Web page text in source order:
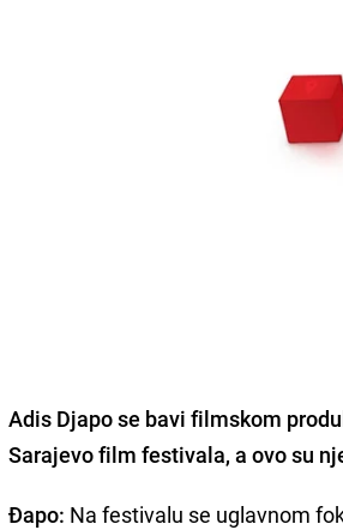
Adis Djapo se bavi filmskom
Sarajevo film festivala, a ovo su
Đapo: Na festivalu se uglavnom